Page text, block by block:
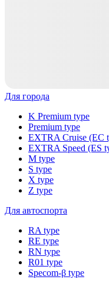
Для города
K Premium type
Premium type
EXTRA Cruise (EC
EXTRA Speed (ES
M type
S type
X type
Z type
Для автоспорта
RA type
RE type
RN type
R01 type
Specom-β type